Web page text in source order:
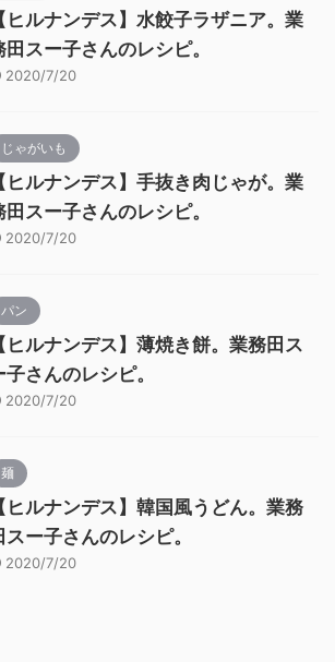
【ヒルナンデス】水餃子ラザニア。業
田スー子さんのレシピ。
2020/7/20
じゃがいも
【ヒルナンデス】手抜き肉じゃが。業
田スー子さんのレシピ。
2020/7/20
パン
【ヒルナンデス】薄焼き餅。業務田ス
子さんのレシピ。
2020/7/20
麺
【ヒルナンデス】韓国風うどん。業務
スー子さんのレシピ。
2020/7/20